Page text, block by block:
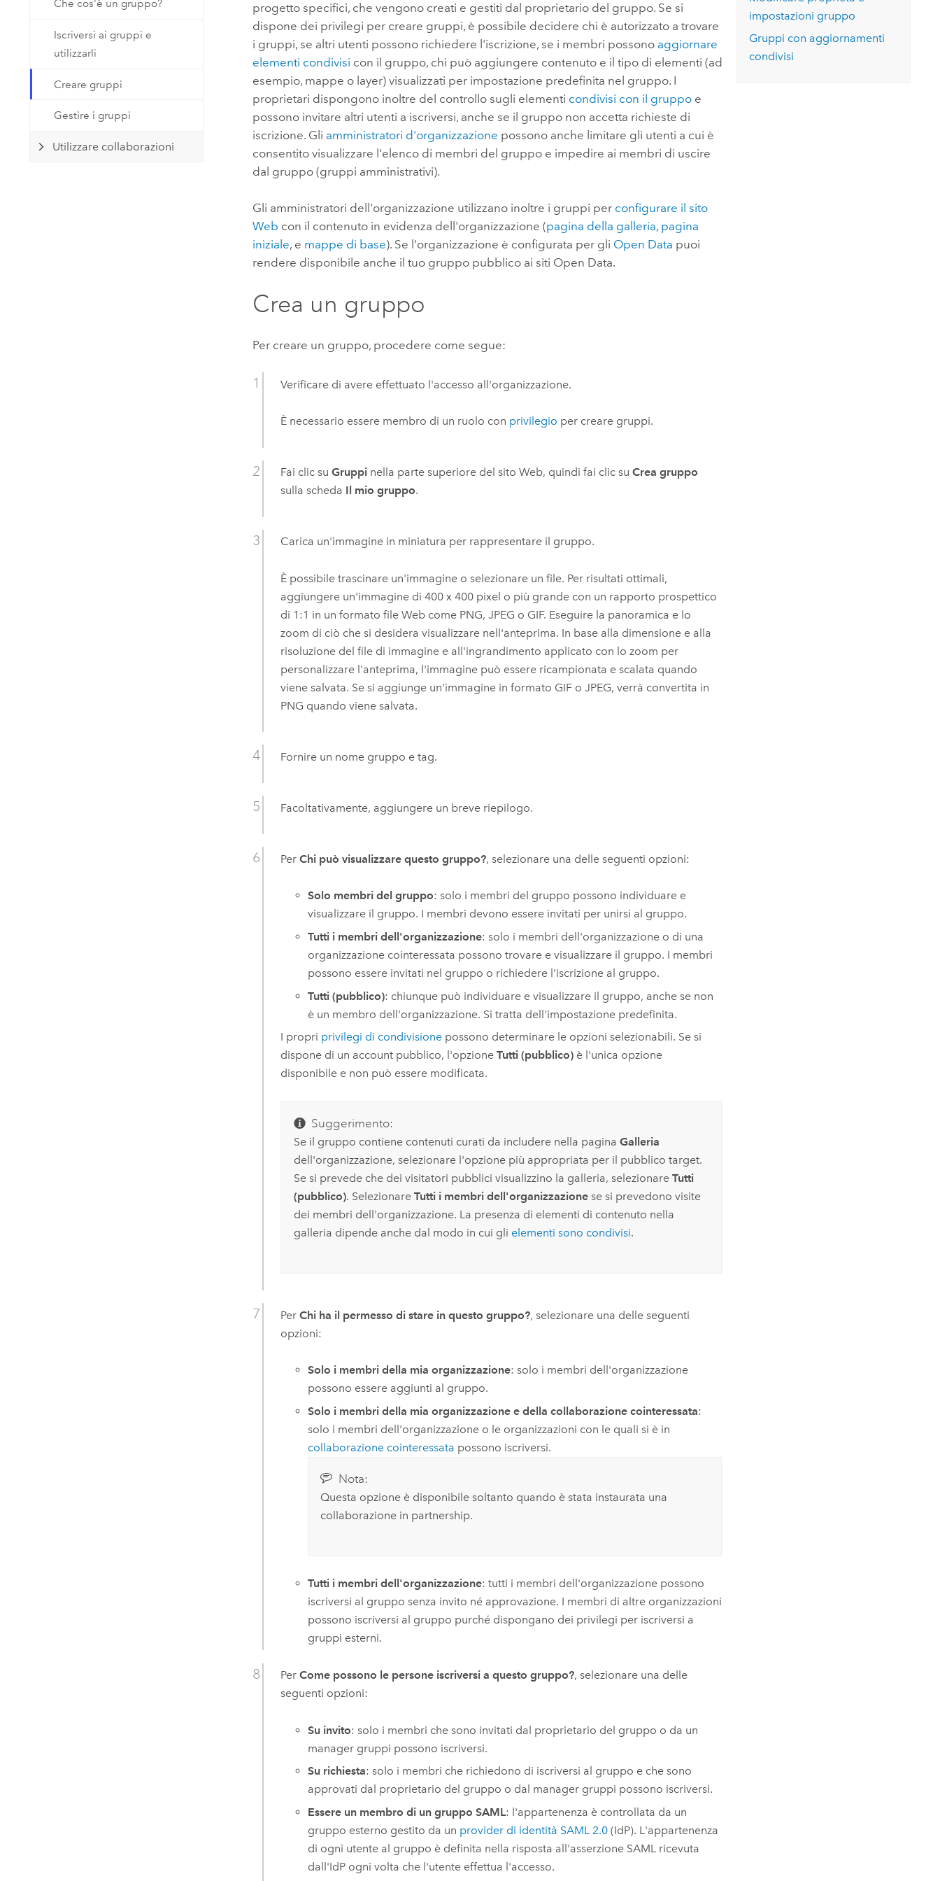
Tecnologia developer
mappatura e analisi spaziale
Tutti i prodotti
Esplorare ArcGIS Pro
Tutte le storie Leggi la storia
Che cos'è un gruppo?
Iscriversi ai gruppi e
utilizzarli
Creare gruppi
Gestire i gruppi
Utilizzare collaborazioni
progetto specifici, che vengono creati e gestiti dal proprietario del gruppo. Se si
dispone dei privilegi per creare gruppi, è possibile decidere chi è autorizzato a trovare
i gruppi, se altri utenti possono richiedere l'iscrizione, se i membri possono aggiornare
elementi condivisi con il gruppo, chi può aggiungere contenuto e il tipo di elementi (ad
esempio, mappe o layer) visualizzati per impostazione predefinita nel gruppo. I
proprietari dispongono inoltre del controllo sugli elementi condivisi con il gruppo e
possono invitare altri utenti a iscriversi, anche se il gruppo non accetta richieste di
iscrizione. Gli amministratori d'organizzazione possono anche limitare gli utenti a cui è
consentito visualizzare l'elenco di membri del gruppo e impedire ai membri di uscire
dal gruppo (gruppi amministrativi).
Gli amministratori dell'organizzazione utilizzano inoltre i gruppi per configurare il sito
Web con il contenuto in evidenza dell'organizzazione (pagina della galleria, pagina
iniziale, e mappe di base). Se l'organizzazione è configurata per gli Open Data puoi
rendere disponibile anche il tuo gruppo pubblico ai siti Open Data.
Crea un gruppo
Per creare un gruppo, procedere come segue:
Verificare di avere effettuato l'accesso all'organizzazione.
È necessario essere membro di un ruolo con privilegio per creare gruppi.
Fai clic suGruppi nella parte superiore del sito Web, quindi fai clic suCrea gruppo
sulla scheda Il mio gruppo.
Carica un'immagine in miniatura per rappresentare il gruppo.
È possibile trascinare un'immagine o selezionare un file. Per risultati ottimali,
aggiungere un'immagine di 400 x 400 pixel o più grande con un rapporto prospettico
di 1:1 in un formato file Web come PNG, JPEG o GIF. Eseguire la panoramica e lo
zoom di ciò che si desidera visualizzare nell'anteprima. In base alla dimensione e alla
risoluzione del file di immagine e all'ingrandimento applicato con lo zoom per
personalizzare l'anteprima, l'immagine può essere ricampionata e scalata quando
viene salvata. Se si aggiunge un'immagine in formato GIF o JPEG, verrà convertita in
PNG quando viene salvata.
Fornire un nome gruppo e tag.
Facoltativamente, aggiungere un breve riepilogo.
PerChi può visualizzare questo gruppo?, selezionare una delle seguenti opzioni:
Solo membri del gruppo: solo i membri del gruppo possono individuare e
visualizzare il gruppo. I membri devono essere invitati per unirsi al gruppo.
Tutti i membri dell'organizzazione: solo i membri dell'organizzazione o di una
organizzazione cointeressata possono trovare e visualizzare il gruppo. I membri
possono essere invitati nel gruppo o richiedere l'iscrizione al gruppo.
Tutti (pubblico): chiunque può individuare e visualizzare il gruppo, anche se non
è un membro dell'organizzazione. Si tratta dell'impostazione predefinita.
I propri privilegi di condivisione possono determinare le opzioni selezionabili. Se si
dispone di un account pubblico, l'opzioneTutti (pubblico) è l'unica opzione
disponibile e non può essere modificata.
Suggerimento:
Se il gruppo contiene contenuti curati da includere nella pagina Galleria
dell'organizzazione, selezionare l'opzione più appropriata per il pubblico target.
Se si prevede che dei visitatori pubblici visualizzino la galleria, selezionare Tutti
(pubblico). Selezionare Tutti i membri dell'organizzazionese si prevedono visite
dei membri dell'organizzazione. La presenza di elementi di contenuto nella
galleria dipende anche dal modo in cui gli elementi sono condivisi.
PerChi ha il permesso di stare in questo gruppo?, selezionare una delle seguenti
opzioni:
Solo i membri della mia organizzazione: solo i membri dell'organizzazione
possono essere aggiunti al gruppo.
Solo i membri della mia organizzazione e della collaborazione cointeressata:
solo i membri dell'organizzazione o le organizzazioni con le quali si è in
collaborazione cointeressata possono iscriversi.
Nota:
Questa opzione è disponibile soltanto quando è stata instaurata una
collaborazione in partnership.
Tutti i membri dell'organizzazione: tutti i membri dell'organizzazione possono
iscriversi al gruppo senza invito né approvazione. I membri di altre organizzazioni
possono iscriversi al gruppo purché dispongano dei privilegi per iscriversi a
gruppi esterni.
PerCome possono le persone iscriversi a questo gruppo?, selezionare una delle
seguenti opzioni:
Su invito: solo i membri che sono invitati dal proprietario del gruppo o da un
manager gruppi possono iscriversi.
Su richiesta: solo i membri che richiedono di iscriversi al gruppo e che sono
approvati dal proprietario del gruppo o dal manager gruppi possono iscriversi.
Essere un membro di un gruppo SAML: l'appartenenza è controllata da un
gruppo esterno gestito da un provider di identità SAML 2.0(IdP). L'appartenenza
di ogni utente al gruppo è definita nella risposta all'asserzione SAML ricevuta
dall'IdP ogni volta che l'utente effettua l'accesso.
impostazioni gruppo
Gruppi con aggiornamenti
condivisi